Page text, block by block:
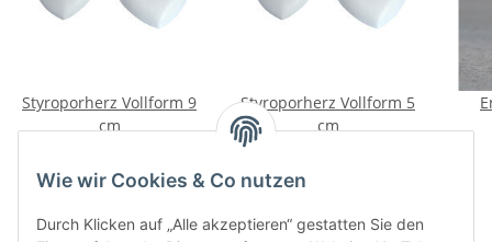
Wie wir Cookies & Co nutzen
Durch Klicken auf „Alle akzeptieren“ gestatten Sie den
Styroporherz Vollform 9
cm
Styroporherz Vollform 5
cm